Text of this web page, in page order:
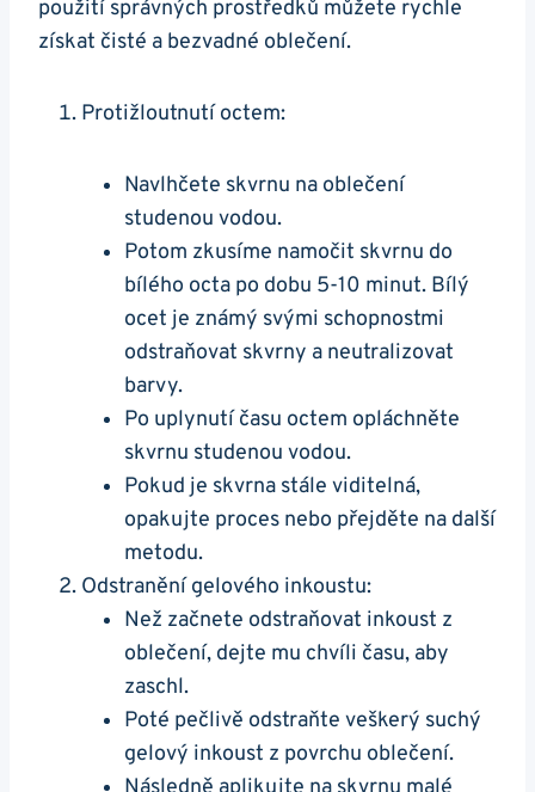
použití správných prostředků můžete rychle
získat čisté a bezvadné oblečení.
Protižloutnutí octem:
Navlhčete skvrnu na oblečení
studenou vodou.
Potom zkusíme namočit skvrnu do
bílého octa po dobu 5-10 minut. Bílý
ocet je známý svými schopnostmi
odstraňovat skvrny a neutralizovat
barvy.
Po uplynutí času octem opláchněte
skvrnu studenou vodou.
Pokud je skvrna stále viditelná,
opakujte proces nebo přejděte na další
metodu.
Odstranění gelového inkoustu:
Než začnete odstraňovat inkoust z
oblečení, dejte mu chvíli času, aby
zaschl.
Poté pečlivě odstraňte veškerý suchý
gelový inkoust z povrchu oblečení.